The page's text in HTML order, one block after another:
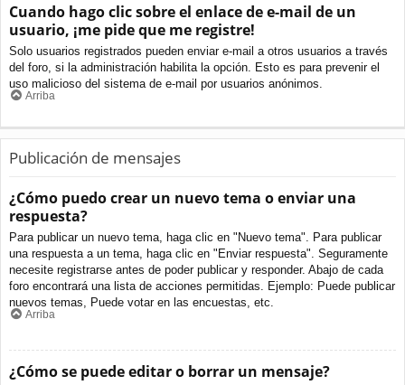
Cuando hago clic sobre el enlace de e-mail de un
usuario, ¡me pide que me registre!
Solo usuarios registrados pueden enviar e-mail a otros usuarios a través
del foro, si la administración habilita la opción. Esto es para prevenir el
uso malicioso del sistema de e-mail por usuarios anónimos.
Arriba
Publicación de mensajes
¿Cómo puedo crear un nuevo tema o enviar una
respuesta?
Para publicar un nuevo tema, haga clic en "Nuevo tema". Para publicar
una respuesta a un tema, haga clic en "Enviar respuesta". Seguramente
necesite registrarse antes de poder publicar y responder. Abajo de cada
foro encontrará una lista de acciones permitidas. Ejemplo: Puede publicar
nuevos temas, Puede votar en las encuestas, etc.
Arriba
¿Cómo se puede editar o borrar un mensaje?